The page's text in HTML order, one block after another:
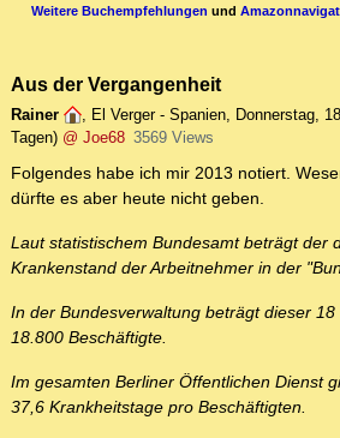
Weitere Buchempfehlungen und
Aus der Vergangenheit
Rainer , El Verger - Spanien, Donnerstag,
Tagen) @ Joe68 3569 Views
Folgendes habe ich mir 2013 notiert.
dürfte es aber heute nicht geben.
Laut statistischem Bundesamt beträgt der
Krankenstand der Arbeitnehmer in der
In der Bundesverwaltung beträgt dieser
18.800 Beschäftigte.
Im gesamten Berliner Öffentlichen Dienst
37,6 Krankheitstage pro Beschäftigten.